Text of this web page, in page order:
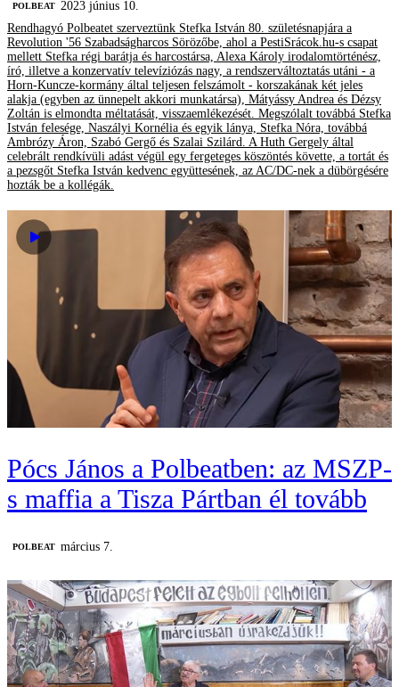
‎POLBEAT 2023 június 10.
Rendhagyó Polbeatet szerveztünk Stefka István 80. születésnapjára a
Revolution '56 Szabadságharcos Sörözőbe, ahol a PestiSrácok.hu-s csapat
mellett Stefka régi barátja és harcostársa, Alexa Károly irodalomtörténész,
író, illetve a konzervatív televíziózás nagy, a rendszerváltoztatás utáni - a
Horn-Kuncze-kormány által teljesen felszámolt - korszakának két jeles
alakja (egyben az ünnepelt akkori munkatársa), Mátyássy Andrea és Dézsy
Zoltán is elmondta méltatását, visszaemlékezését. Megszólalt továbbá Stefka
István felesége, Naszályi Kornélia és egyik lánya, Stefka Nóra, továbbá
Ambrózy Áron, Szabó Gergő és Szalai Szilárd. A Huth Gergely által
celebrált rendkívüli adást végül egy fergeteges köszöntés követte, a tortát és
a pezsgőt Stefka István kedvenc együttesének, az AC/DC-nek a dübörgésére
hozták be a kollégák.
Pócs János a Polbeatben: az MSZP-
s maffia a Tisza Pártban él tovább
‎POLBEAT március 7.